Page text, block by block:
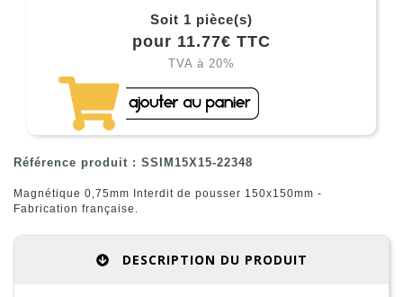
Soit 1 pièce(s)
pour 11.77€ TTC
TVA à 20%
Référence produit : SSIM15X15-22348
Magnétique 0,75mm Interdit de pousser 150x150mm -
Fabrication française.
DESCRIPTION DU PRODUIT